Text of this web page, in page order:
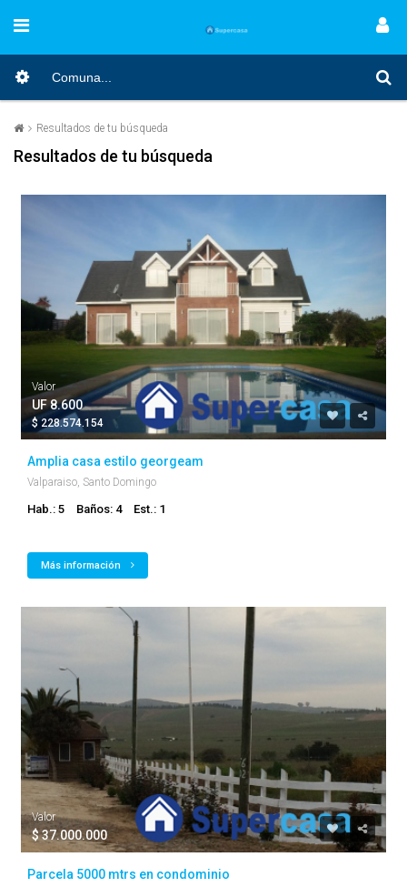
Resultados de tu búsqueda
Resultados de tu búsqueda
Valor
UF 8.600
$ 228.574.154
Amplia casa estilo georgeam
Valparaiso, Santo Domingo
Hab.: 5 Baños: 4 Est.: 1
Más información
Valor
$ 37.000.000
Parcela 5000 mtrs en condominio